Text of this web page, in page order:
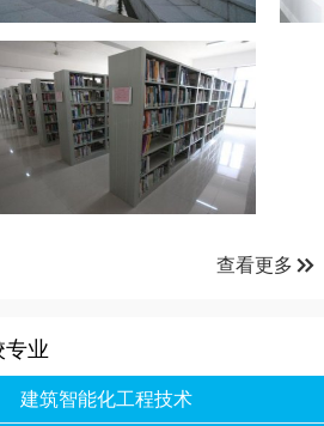
查看更多
专业
建筑智能化工程技术